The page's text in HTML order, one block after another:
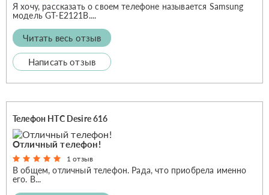
Я хочу, рассказать о своем телефоне называется Samsung
модель GT-E2121B....
Читать весь отзыв
Написать отзыв
Телефон HTC Desire 616
Отличный телефон!
1 отзыв
В общем, отличный телефон. Рада, что приобрела именно
его. В...